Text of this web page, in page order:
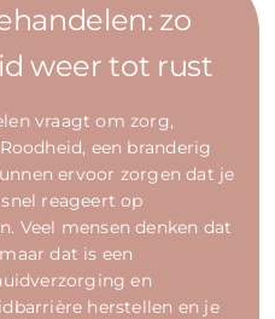
zo
weer tot rust
vraagt om zorg,
een branderig
ervoor zorgen dat je
reageert op
Veel mensen denken dat
dat is een
en
herstellen en je